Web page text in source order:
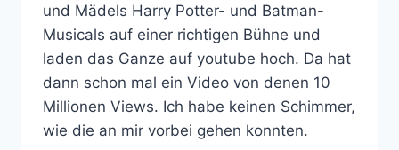
und Mädels Harry Potter- und Batman-
Musicals auf einer richtigen Bühne und
laden das Ganze auf youtube hoch. Da hat
dann schon mal ein Video von denen 10
Millionen Views. Ich habe keinen Schimmer,
wie die an mir vorbei gehen konnten.